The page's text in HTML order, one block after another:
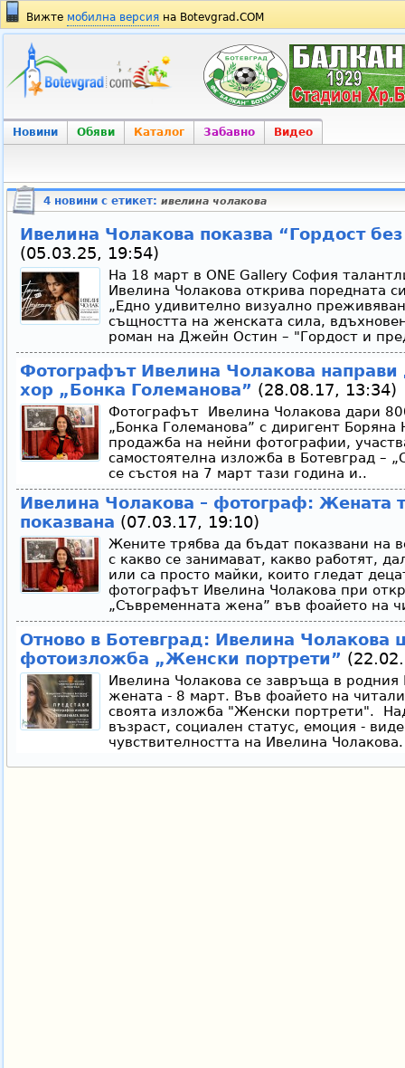
Вижте мобилна версия на Botevgrad.COM
Новини Обяви Каталог Забавно Видео
4 новини с етикет: ивелина чолакова
Ивелина Чолакова показва “Гордост
(05.03.25, 19:54)
На 18 март в ONE Gallery София
Ивелина Чолакова открива поредната
„Едно удивително визуално
същността на женската сила,
роман на Джейн Остин – "Гордост и
Фотографът Ивелина Чолакова направи
хор „Бонка Големанова” (28.08.17, 13:34)
Фотографът Ивелина Чолакова дари
„Бонка Големанова” с диригент
продажба на нейни фотографии,
самостоятелна изложба в Ботевград –
се състоя на 7 март тази година и..
Ивелина Чолакова – фотограф: Жената
показвана (07.03.17, 19:10)
Жените трябва да бъдат показвани на
с какво се занимават, какво работят,
или са просто майки, които гледат
фотографът Ивелина Чолакова при
„Съвременната жена” във фоайето на
Отново в Ботевград: Ивелина Чолакова
фотоизложба „Женски портрети”
Ивелина Чолакова се завръща в родния
жената - 8 март. Във фоайето на
своята изложба "Женски портрети".
възраст, социален статус, емоция -
чувствителността на Ивелина